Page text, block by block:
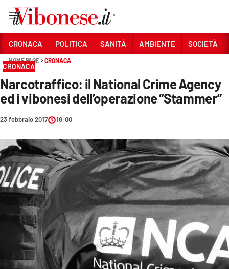
Sezioni
CRONACA
POLITICA
SANITÀ
AMBIENTE
SOCIETÀ
CULTURA
ECONOMIA E LAVORO
EVENTI
SPORT
CRONACA POLITICA SANITÀ AMBIENTE SOCIETÀ
HOME PAGE CRONACA
CRONACA
Narcotraffico: il National Crime Agency
ed i vibonesi dell’operazione “Stammer”
23 febbraio 2017 18:00